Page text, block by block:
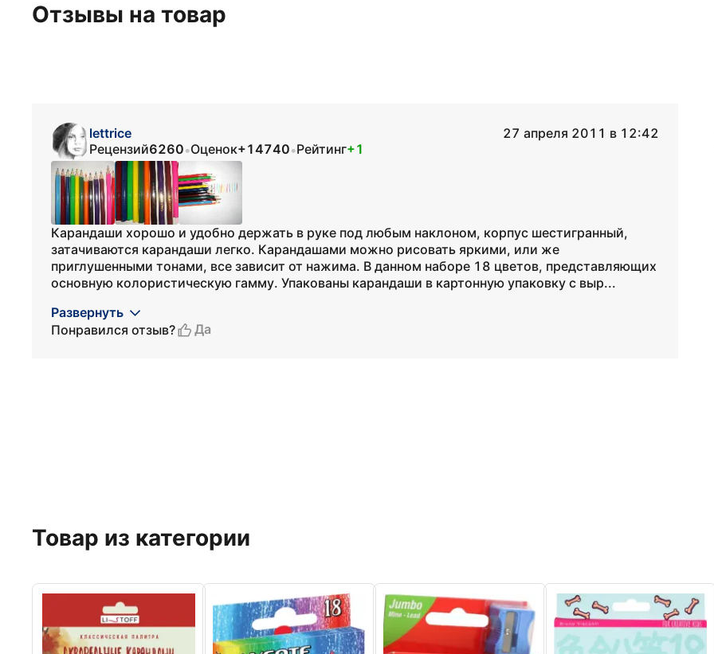
Отзывы на товар
lettrice
27 апреля 2011 в 12:42
Рецензий6260•Оценок+14740•Рейтинг+1
Карандаши хорошо и удобно держать в руке под любым наклоном, корпус шестигранный,
затачиваются карандаши легко. Карандашами можно рисовать яркими, или же
приглушенными тонами, все зависит от нажима. В данном наборе 18 цветов, представляющих
основную колористическую гамму. Упакованы карандаши в картонную упаковку с выр...
Развернуть
Понравился отзыв?
Да
Товар из категории